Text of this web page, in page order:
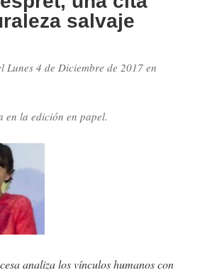
salvaje
Lunes 4 de Diciembre de 2017 en
en la edición en papel.
analiza los vínculos humanos con